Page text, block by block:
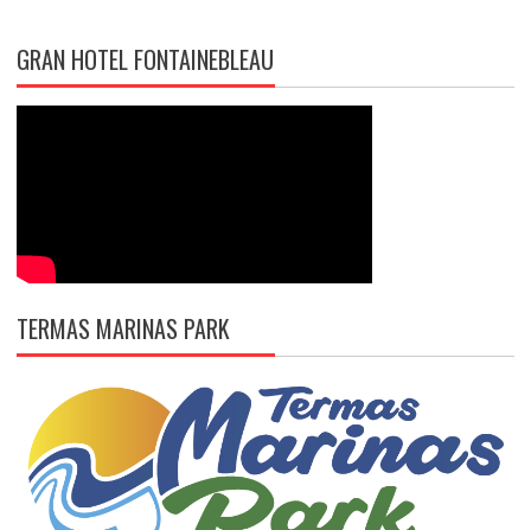
GRAN HOTEL FONTAINEBLEAU
TERMAS MARINAS PARK